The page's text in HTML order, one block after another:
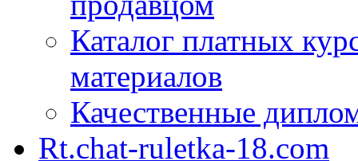
Каталог платных
материалов
Качественные
Rt.chat-ruletka-18.com